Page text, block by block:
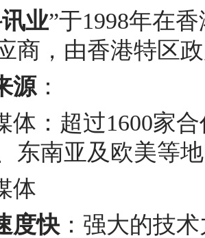
业”于1998年在香
商，由香港特区
源：
体： 超过1600家合
东南亚及欧美等
体
度快：强大的技